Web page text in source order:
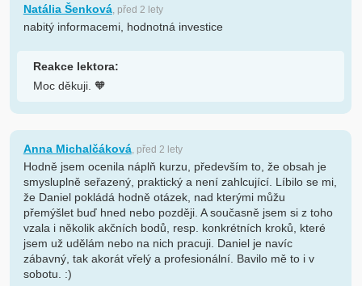
Natália Šenková, před 2 lety
nabitý informacemi, hodnotná investice
Reakce lektora:
Moc děkuji. 🧡
Anna Michalčáková, před 2 lety
Hodně jsem ocenila náplň kurzu, především to, že obsah je
smysluplně seřazený, praktický a není zahlcující. Líbilo se mi,
že Daniel pokládá hodně otázek, nad kterými můžu
přemýšlet buď hned nebo později. A současně jsem si z toho
vzala i několik akčních bodů, resp. konkrétních kroků, které
jsem už udělám nebo na nich pracuji. Daniel je navíc
zábavný, tak akorát vřelý a profesionální. Bavilo mě to i v
sobotu. :)